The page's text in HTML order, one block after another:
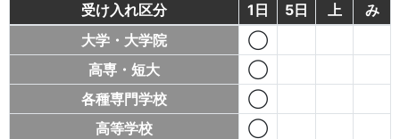
受け入れ区分 1日
5日
上
み
大学・大学院
◯
高専・短大
◯
各種専門学校
◯
高等学校
◯